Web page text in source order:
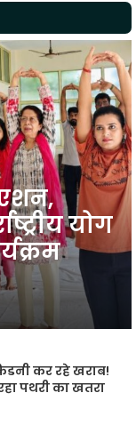
योग
कर रहे खराब!
पथरी का खतरा